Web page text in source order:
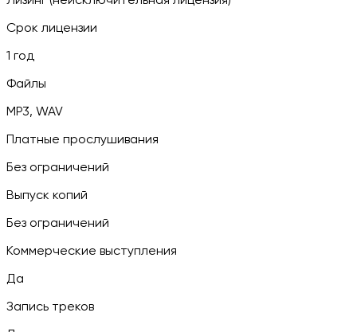
Срок лицензии
1 год
Файлы
MP3, WAV
Платные прослушивания
Без ограничений
Выпуск копий
Без ограничений
Коммерческие выступления
Да
Запись треков